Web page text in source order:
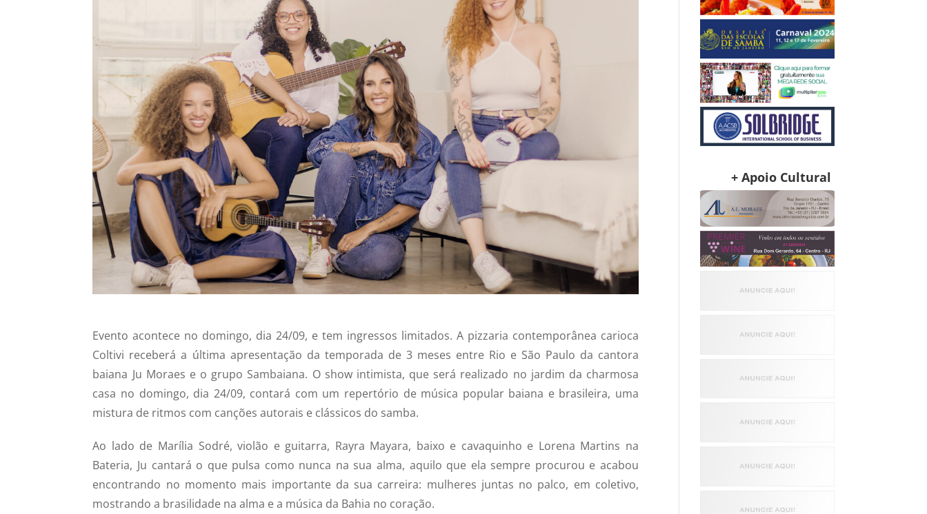
Evento acontece no domingo, dia 24/09, e tem ingressos limitados. A pizzaria contemporânea carioca
Coltivi receberá a última apresentação da temporada de 3 meses entre Rio e São Paulo da cantora
baiana Ju Moraes e o grupo Sambaiana. O show intimista, que será realizado no jardim da charmosa
casa no domingo, dia 24/09, contará com um repertório de música popular baiana e brasileira, uma
mistura de ritmos com canções autorais e clássicos do samba.
Ao lado de Marília Sodré, violão e guitarra, Rayra Mayara, baixo e cavaquinho e Lorena Martins na
Bateria, Ju cantará o que pulsa como nunca na sua alma, aquilo que ela sempre procurou e acabou
encontrando no momento mais importante da sua carreira: mulheres juntas no palco, em coletivo,
mostrando a brasilidade na alma e a música da Bahia no coração.
+ Apoio Cultural